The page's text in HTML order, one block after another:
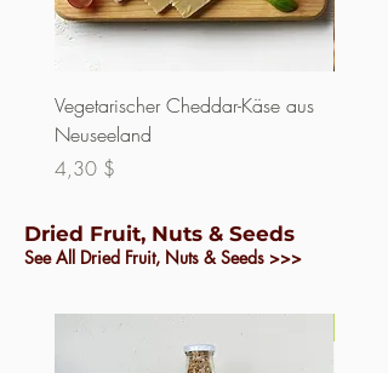
Vegetarischer Cheddar-Käse aus
Neuseeland
Preis
4,30 $
Dried Fruit, Nuts & Seeds
See All Dried Fruit, Nuts & Seeds >>>